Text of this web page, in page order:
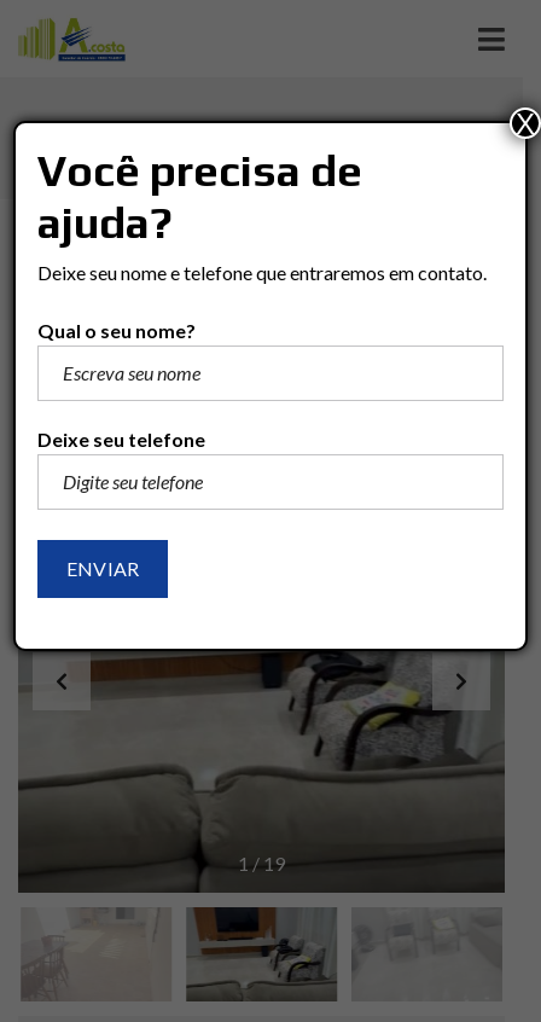
Imóveis Casa
R$445.000
1 / 19
Você precisa de
ajuda?
Deixe seu nome e telefone que entraremos em contato.
Qual o seu nome?
Deixe seu telefone
X